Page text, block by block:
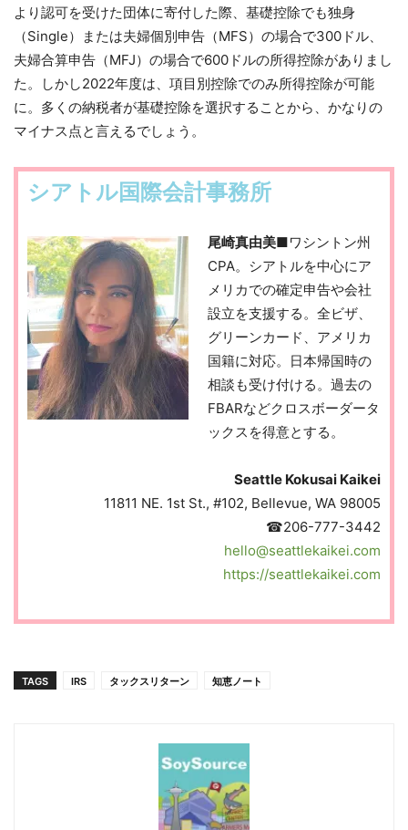
より認可を受けた団体に寄付した際、基礎控除でも独身
（Single）または夫婦個別申告（MFS）の場合で300ドル、
夫婦合算申告（MFJ）の場合で600ドルの所得控除がありまし
た。しかし2022年度は、項目別控除でのみ所得控除が可能
に。多くの納税者が基礎控除を選択することから、かなりの
マイナス点と言えるでしょう。
シアトル国際会計事務所
尾崎真由美■ワシントン州
CPA。シアトルを中心にア
メリカでの確定申告や会社
設立を支援する。全ビザ、
グリーンカード、アメリカ
国籍に対応。日本帰国時の
相談も受け付ける。過去の
FBARなどクロスボーダータ
ックスを得意とする。
Seattle Kokusai Kaikei
11811 NE. 1st St., #102, Bellevue, WA 98005
☎206-777-3442
hello@seattlekaikei.com
https://seattlekaikei.com
TAGS IRS タックスリターン 知恵ノート